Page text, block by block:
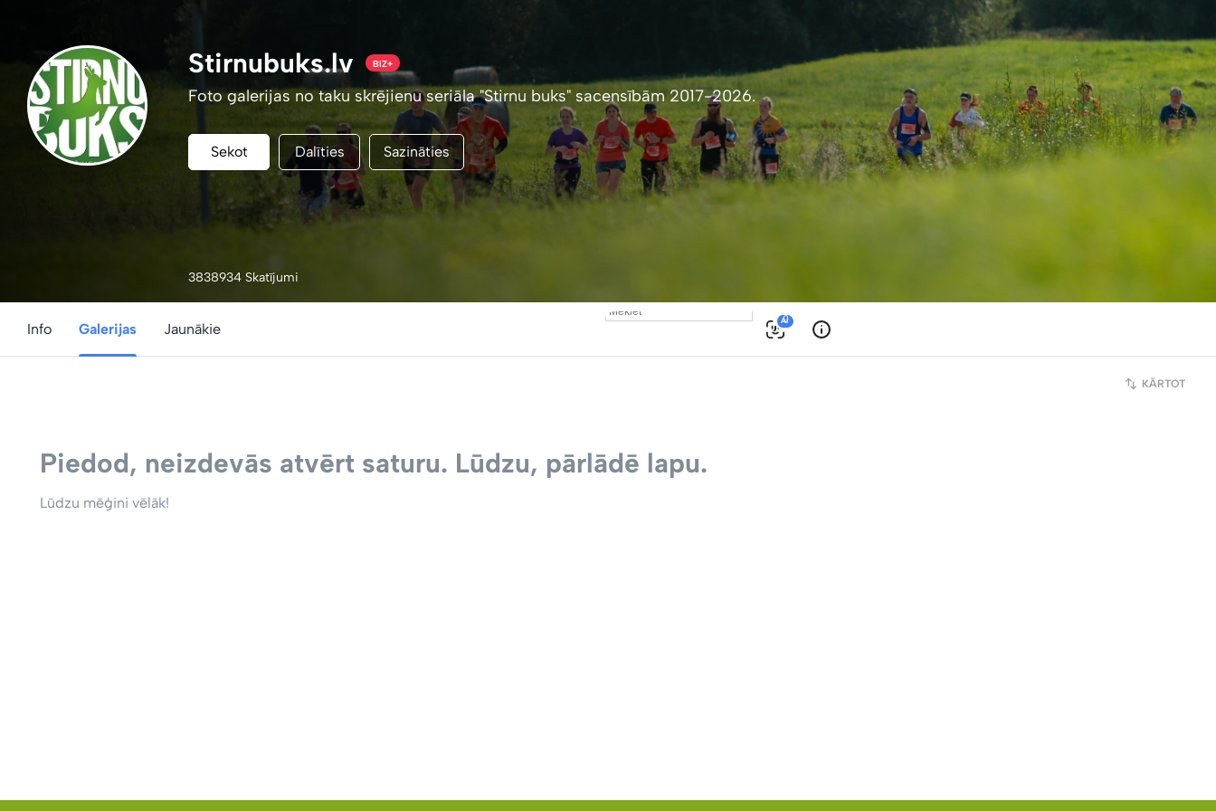
Stirnubuks.lv BIZ+
Foto galerijas no taku skrējienu seriāla "Stirnu buks" sacensībām 2017-2026.
Sekot Dalīties Sazināties
3838934 Skatījumi
Info Galerijas Jaunākie
KĀRTOT
0
AI
Piedod, neizdevās atvērt saturu. Lūdzu, pārlādē lapu.
Lūdzu mēģini vēlāk!